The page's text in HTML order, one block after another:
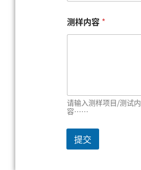
测样内容 *
请输入测样项目/测试内
容……
提交